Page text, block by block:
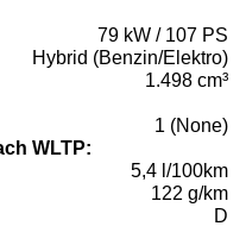
79 kW / 107 PS
Hybrid (Benzin/Elektro)
1.498 cm³
1 (None)
WLTP:
5,4 l/100km
122 g/km
D